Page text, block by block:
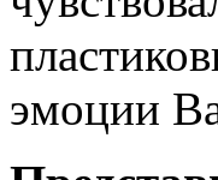
эмоции